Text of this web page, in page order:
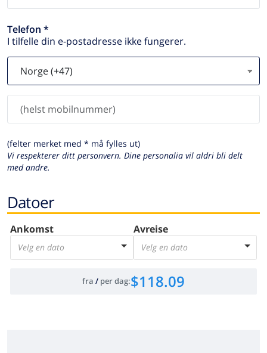
Telefon *
I tilfelle din e-postadresse ikke fungerer.
(felter merket med * må fylles ut)
Vi respekterer ditt personvern. Dine personalia vil aldri bli delt
med andre.
Datoer
Ankomst
Velg en dato
Avreise
Velg en dato
fra / per dag:$118.09